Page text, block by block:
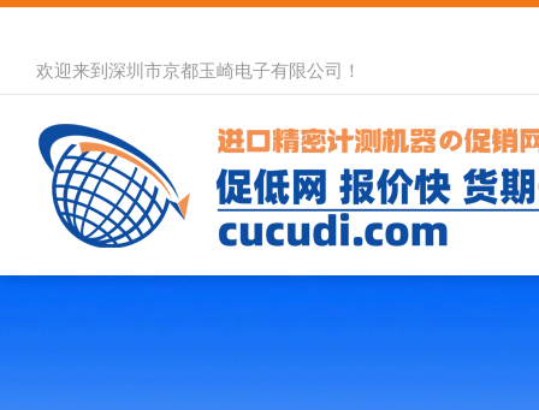
欢迎来到深圳市京都玉崎电子有限公司！